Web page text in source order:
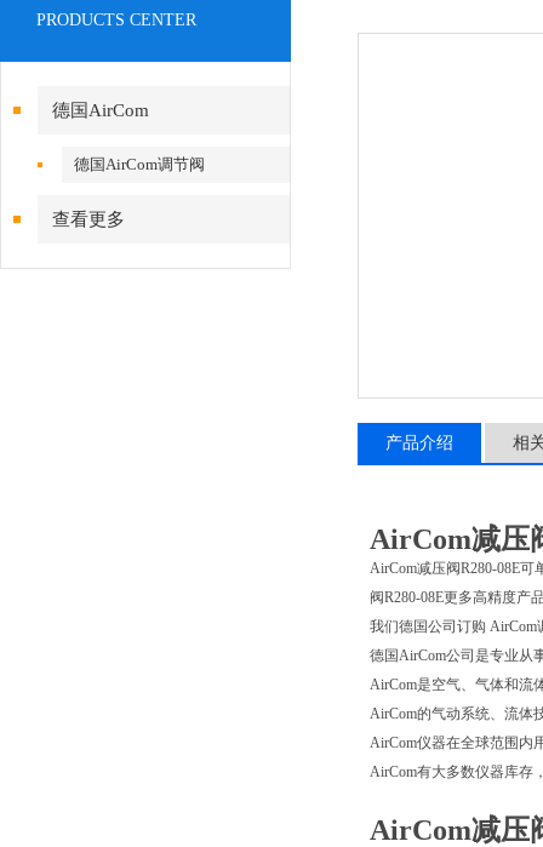
PRODUCTS CENTER
德国AirCom
德国AirCom调节阀
查看更多
产品介绍 相
AirCom减压
AirCom减压阀R280-08E
阀R280-08E更多高精度产
我们德国公司订购
德国AirCom公司是专业从
AirCom是空气、气体和流
AirCom的气动系统、流体
AirCom仪器在全球范围内
AirCom有大多数仪器库存
AirCom减压